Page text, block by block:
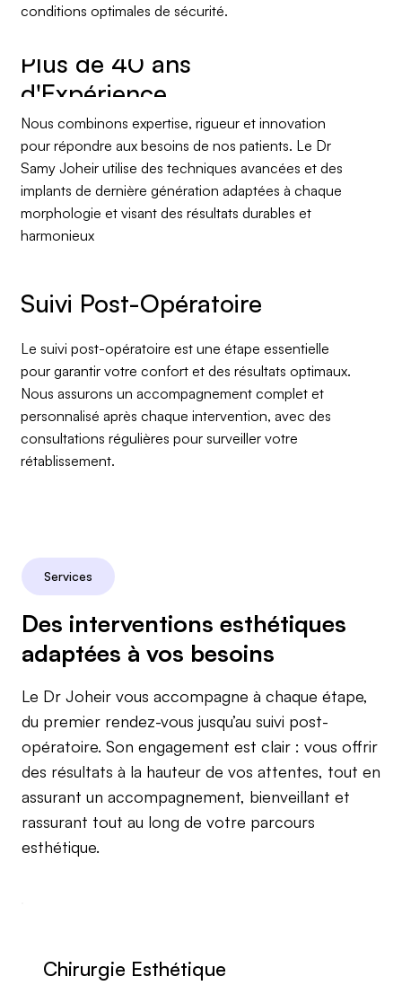
conditions optimales de sécurité.
Plus de 40 ans
Nous combinons expertise, rigueur et innovation
pour répondre aux besoins de nos patients. Le Dr
Samy Joheir utilise des techniques avancées et des
implants de dernière génération adaptées à chaque
morphologie et visant des résultats durables et
harmonieux
Le suivi post-opératoire est une étape essentielle
pour garantir votre confort et des résultats optimaux.
Nous assurons un accompagnement complet et
personnalisé après chaque intervention, avec des
consultations régulières pour surveiller votre
rétablissement.
Services
Des interventions esthétiques
adaptées à vos besoins
Le Dr Joheir vous accompagne à chaque étape,
du premier rendez-vous jusqu’au suivi post-
opératoire. Son engagement est clair : vous offrir
des résultats à la hauteur de vos attentes, tout en
assurant un accompagnement, bienveillant et
rassurant tout au long de votre parcours
esthétique.
Chirurgie Esthétique